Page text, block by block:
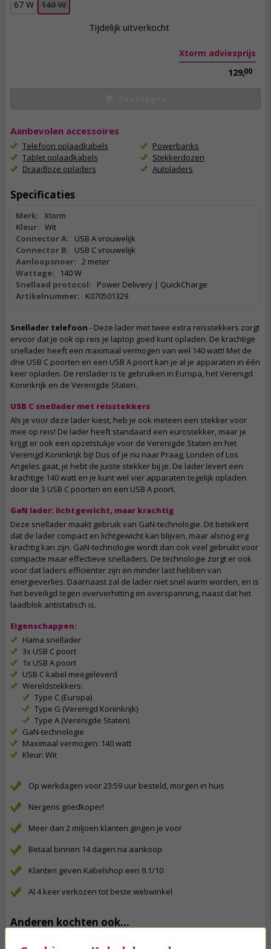
Xtorm adviesprijs
129,00
67 W 140 W
Tijdelijk uitverkocht
Aanbevolen accessoires
Telefoon oplaadkabels
Tablet oplaadkabels
Draadloze opladers
Powerbanks
Stekkerdozen
Autoladers
Specificaties
Merk: Xtorm
Kleur: Wit
Connector A:
USB A vrouwelijk
Connector B:
USB C vrouwelijk
Aanloopsnoer: 2 meter
Wattage:
140 W
Snellaad protocol:
Power Delivery | QuickCharge
Artikelnummer:
K070501329
Snellader telefoon - Deze lader met twee extra reisstekkers zorgt
ervoor dat je ook op reis je laptop goed kunt opladen. De krachtige
snellader heeft een maximaal vermogen van wel 140 watt! Met de
drie USB C poorten en een USB A poort kan je al je apparaten in één
keer opladen. De reislader is te gebruiken in Europa, het Verenigd
Koninkrijk en de Verenigde Staten.
USB C snellader met reisstekkers
Als je voor deze lader kiest, heb je ook meteen een stekker voor
mee op reis! De lader heeft standaard een eurostekker, maar je
krijgt er ook een opzetstukje voor de Verenigde Staten en het
Verenigd Koninkrijk bij! Dus of je nu naar Praag, Londen of Los
Angeles gaat, je hebt de juiste stekker bij je. De lader levert een
krachtige 140 watt en je kunt wel vier apparaten tegelijk opladen
door de 3 USB C poorten en een USB A poort.
GaN lader: lichtgewicht, maar krachtig
Deze snellader maakt gebruik van GaN-technologie. Dit betekent
dat de lader compact en lichtgewicht kan blijven, maar alsnog erg
krachtig kan zijn. GaN-technologie wordt dan ook veel gebruikt voor
compacte maar effectieve snelladers. De technologie zorgt er ook
voor dat laders efficiënter zijn en minder last hebben van
energieverlies. Daarnaast zal de lader niet snel warm worden, en is
het beveiligd tegen oververhitting en overspanning, naast dat het
laadblok antistatisch is.
Eigenschappen:
Hama snellader
3x USB C poort
1x USB A poort
USB C kabel meegeleverd
Wereldstekkers:
Type C (Europa)
Type G (Verenigd Koninkrijk)
Type A (Verenigde Staten)
GaN-technologie
Maximaal vermogen: 140 watt
Kleur: Wit
Op werkdagen voor 23:59 uur besteld, morgen in huis
Nergens goedkoper!
Meer dan 2 miljoen klanten gingen je voor
Betaal binnen 14 dagen na aankoop
Klanten geven Kabelshop een 9.1/10
Al 4 keer verkozen tot beste webwinkel
Anderen kochten ook...
iPad oplaadkabel | USB C ↔ USB C